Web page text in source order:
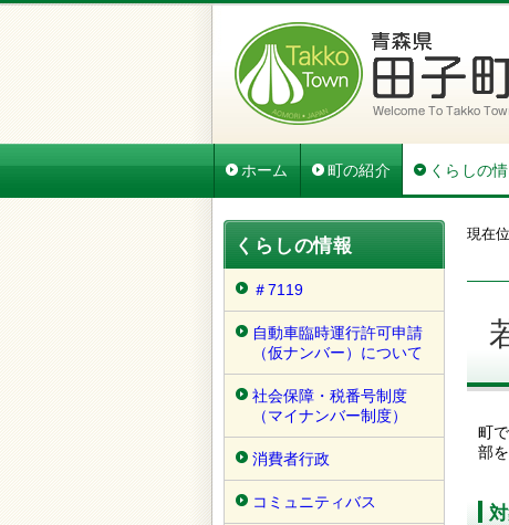
ホーム 町の紹介 くらしの
くらしの情報
＃7119
自動車臨時運行許可申請
（仮ナンバー）について
社会保障・税番号制度
（マイナンバー制度）
消費者行政
コミュニティバス
現在
町
部